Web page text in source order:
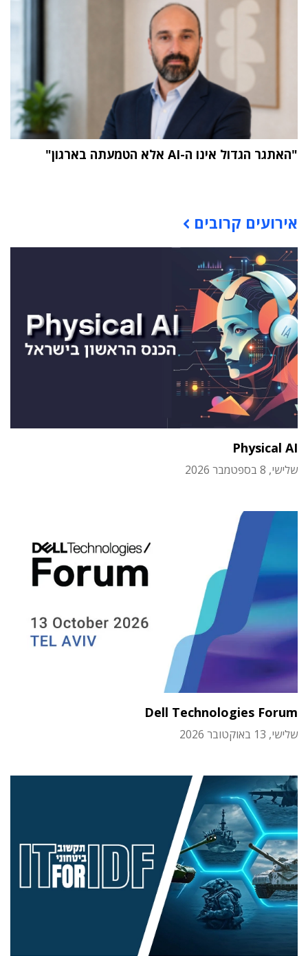
"האתגר הגדול אינו ה-AI אלא הטמעתה בארגון"
אירועים קרובים
Physical AI
שלישי, 8 בספטמבר 2026
Dell Technologies Forum
שלישי, 13 באוקטובר 2026